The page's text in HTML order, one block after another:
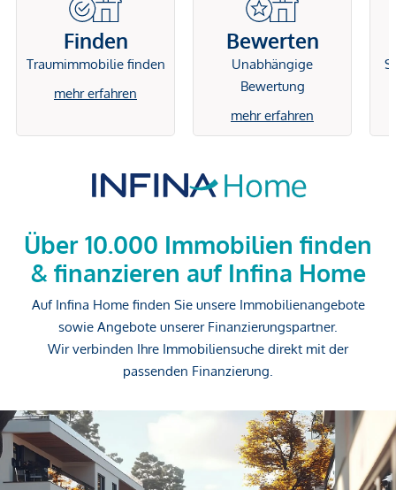
Finden
Traumimmobilie finden
mehr erfahren
Bewerten
Unabhängige
Bewertung
mehr erfahren
Über 10.000 Immobilien finden
& finanzieren auf Infina Home
Auf Infina Home finden Sie unsere Immobilienangebote
sowie Angebote unserer Finanzierungspartner.
Wir verbinden Ihre Immobiliensuche direkt mit der
passenden Finanzierung.